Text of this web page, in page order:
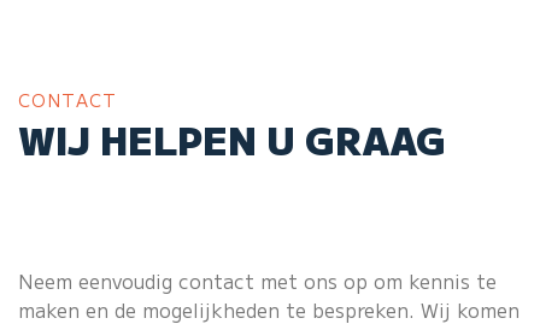
CONTACT
WIJ HELPEN U GRAAG
Neem eenvoudig contact met ons op om kennis te
maken en de mogelijkheden te bespreken. Wij komen